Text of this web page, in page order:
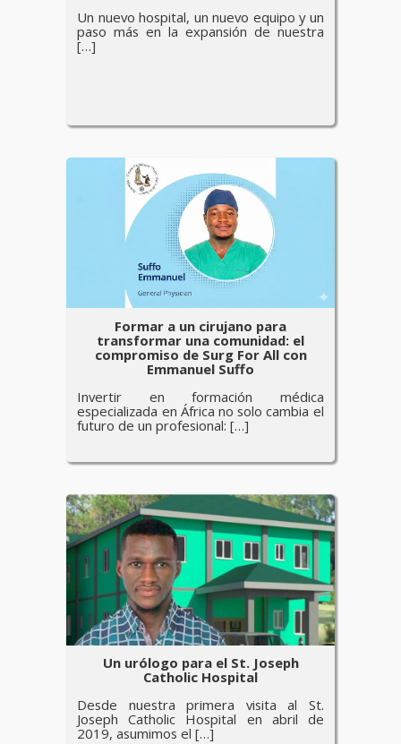
Un nuevo hospital, un nuevo equipo y un
paso más en la expansión de nuestra
[…]
Formar a un cirujano para
transformar una comunidad: el
compromiso de Surg For All con
Emmanuel Suffo
Invertir en formación médica
especializada en África no solo cambia el
futuro de un profesional: […]
Un urólogo para el St. Joseph
Catholic Hospital
Desde nuestra primera visita al St.
Joseph Catholic Hospital en abril de
2019, asumimos el […]